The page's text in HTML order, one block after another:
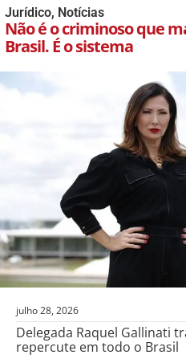
Jurídico, Notícias
Não é o criminoso que
Brasil. É o sistema
julho 28, 2026
Delegada Raquel Gallinati
repercute em todo o Brasil